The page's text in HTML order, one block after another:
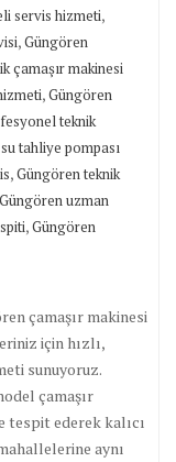
servis hizmeti,
,Güngören
çamaşır makinesi
,Güngören
teknik
tahliye pompası
,Güngören teknik
Güngören uzman
,Güngören
çamaşır makinesi
için hızlı,
sunuyoruz.
çamaşır
tespit ederek kalıcı
aynı